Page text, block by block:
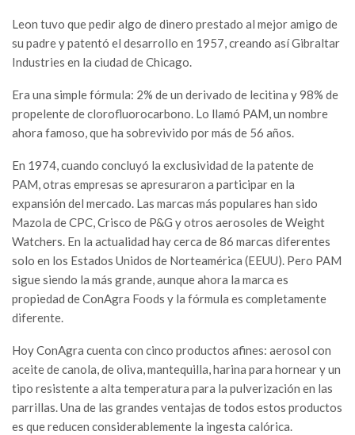
Leon tuvo que pedir algo de dinero prestado al mejor amigo de
su padre y patentó el desarrollo en 1957, creando así Gibraltar
Industries en la ciudad de Chicago.
Era una simple fórmula: 2% de un derivado de lecitina y 98% de
propelente de clorofluorocarbono. Lo llamó PAM, un nombre
ahora famoso, que ha sobrevivido por más de 56 años.
En 1974, cuando concluyó la exclusividad de la patente de
PAM, otras empresas se apresuraron a participar en la
expansión del mercado. Las marcas más populares han sido
Mazola de CPC, Crisco de P&G y otros aerosoles de Weight
Watchers. En la actualidad hay cerca de 86 marcas diferentes
solo en los Estados Unidos de Norteamérica (EEUU). Pero PAM
sigue siendo la más grande, aunque ahora la marca es
propiedad de ConAgra Foods y la fórmula es completamente
diferente.
Hoy ConAgra cuenta con cinco productos afines: aerosol con
aceite de canola, de oliva, mantequilla, harina para hornear y un
tipo resistente a alta temperatura para la pulverización en las
parrillas. Una de las grandes ventajas de todos estos productos
es que reducen considerablemente la ingesta calórica.